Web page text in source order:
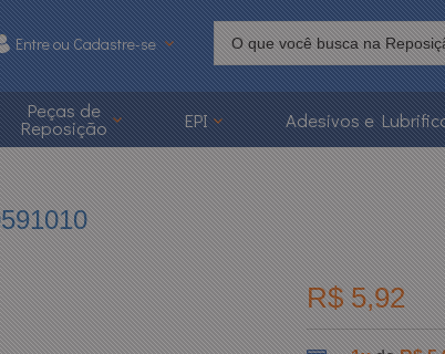
Entre ou Cadastre-se
Peças de
Reposição EPI Adesivos e
R$ 5,92